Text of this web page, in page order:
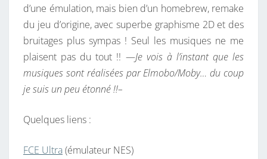
d’une émulation, mais bien d’un homebrew, remake
du jeu d’origine, avec superbe graphisme 2D et des
bruitages plus sympas ! Seul les musiques ne me
plaisent pas du tout !! —Je vois à l’instant que les
musiques sont réalisées par Elmobo/Moby… du coup
je suis un peu étonné !!–
Quelques liens :
FCE Ultra(émulateur NES)